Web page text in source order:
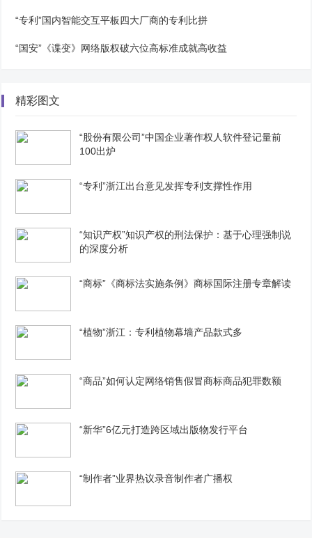
“专利”国内智能交互平板四大厂商的专利比拼
“国安”《谍变》网络版权破六位高标准成就高收益
精彩图文
“股份有限公司”中国企业著作权人软件登记量前
100出炉
“专利”浙江出台意见发挥专利支撑性作用
“知识产权”知识产权的刑法保护：基于心理强制说
的深度分析
“商标”《商标法实施条例》商标国际注册专章解读
“植物”浙江：专利植物幕墙产品款式多
“商品”如何认定网络销售假冒商标商品犯罪数额
“新华”6亿元打造跨区域出版物发行平台
“制作者”业界热议录音制作者广播权